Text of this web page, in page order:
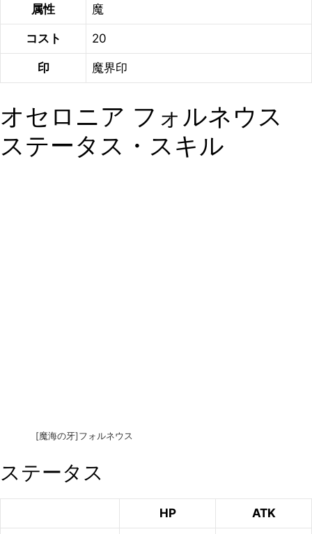
属性 魔
コスト 20
印 魔界印
オセロニア フォルネウス
ステータス・スキル
[魔海の牙]フォルネウス
ステータス
HP ATK